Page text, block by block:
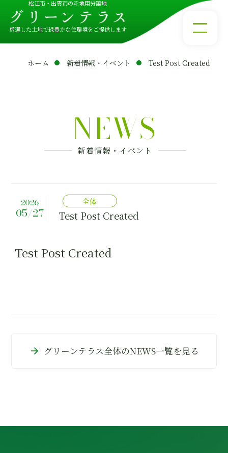
松江市・出雲市の宅地用分譲地
厳選した土地で緑豊かな住環境をご提供します
ホーム 新着情報・イベント Test Post Created
NEWS
新着情報・イベント
2026
05/27
全体
Test Post Created
Test Post Created
arrow_forward グリーンテラス全体のNEWS一覧を見る